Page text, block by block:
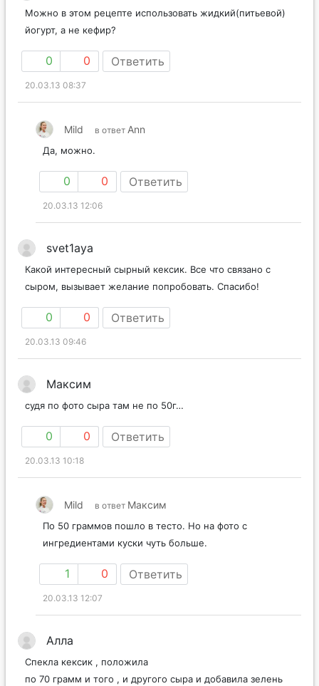
Можно в этом рецепте использовать жидкий(питьевой)
йогурт, а не кефир?
0 0 Ответить
20.03.13 08:37
Mild в ответ Ann
Да, можно.
0 0 Ответить
20.03.13 12:06
svet1aya
Какой интересный сырный кексик. Все что связано с
сыром, вызывает желание попробовать. Спасибо!
0 0 Ответить
20.03.13 09:46
Максим
судя по фото сыра там не по 50г…
0 0 Ответить
20.03.13 10:18
Mild в ответ Максим
По 50 граммов пошло в тесто. Но на фото с
ингредиентами куски чуть больше.
1 0 Ответить
20.03.13 12:07
Алла
Спекла кексик , положила
по 70 грамм и того , и другого сыра и добавила зелень